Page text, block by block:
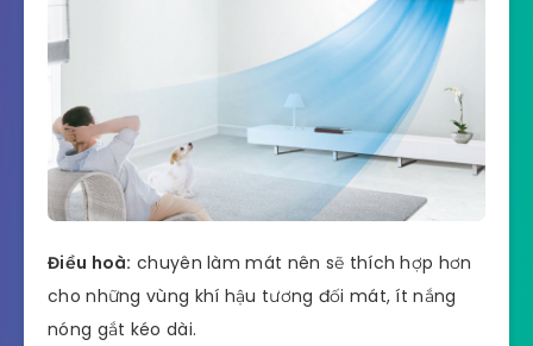
Điều hoà: chuyên làm mát nên sẽ thích hợp hơn
cho những vùng khí hậu tương đối mát, ít nắng
nóng gắt kéo dài.